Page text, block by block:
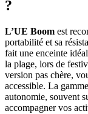
?
L’UE Boom est
portabilité et sa
fait une enceinte
la plage, lors de
version pas chère,
accessible. La
autonomie, souvent
accompagner vos